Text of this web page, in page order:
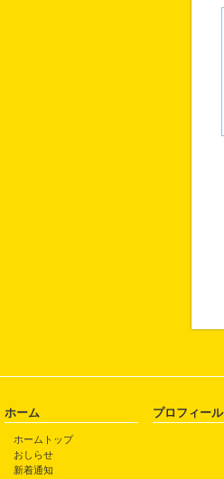
ホーム
ホームトップ
おしらせ
新着通知
プロフィール